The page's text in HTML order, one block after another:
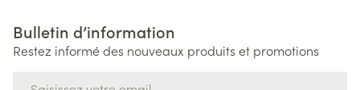
Bulletin d’information
Restez informé des nouveaux produits et promotions